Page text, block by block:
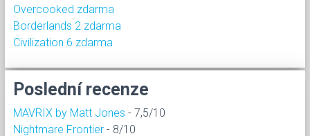
Overcooked zdarma
Borderlands 2 zdarma
Civilization 6 zdarma
Poslední recenze
MAVRIX by Matt Jones - 7,5/10
Nightmare Frontier - 8/10